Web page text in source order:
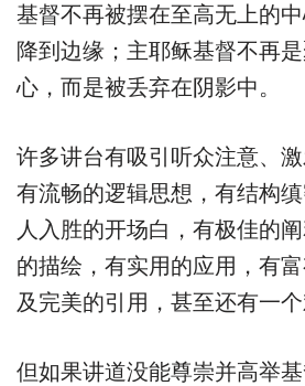
基督不再被摆在至高无上的
降到边缘；主耶稣基督不再
心，而是被丢弃在阴影中。
许多讲台有吸引听众注意、
有流畅的逻辑思想，有结构
人入胜的开场白，有极佳的
的描绘，有实用的应用，有
及完美的引用，甚至还有一个
但如果讲道没能尊崇并高举